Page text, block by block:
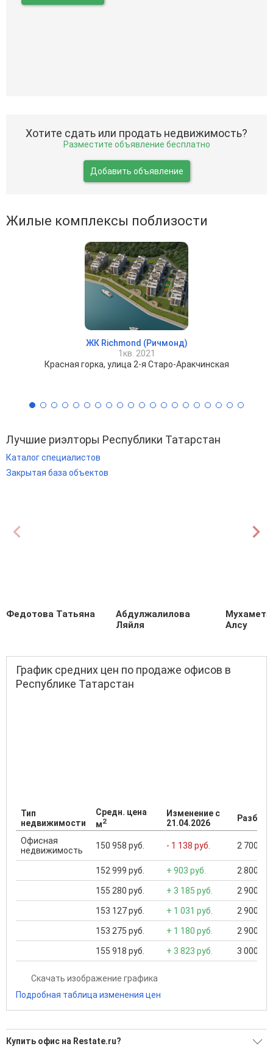
Хотите сдать или продать недвижимость?
Разместите объявление бесплатно
Добавить объявление
Жилые комплексы поблизости
ЖК Richmond (Ричмонд)
1кв. 2021
Красная горка, улица 2-я Старо-Аракчинская
Лучшие риэлторы Республики Татарстан
Каталог специалистов
Закрытая база объектов
Федотова Татьяна
Абдулжалилова
Ляйля
Алсу
График средних цен по продаже офисов в
Республике Татарстан
Тип
недвижимости
Средн. цена
м2
Изменение с
21.04.2026
Офисная
недвижимость
150 958 руб. - 1 138 руб. 2 700
152 999 руб. + 903 руб. 2 800
155 280 руб. + 3 185 руб. 2 900
153 127 руб. + 1 031 руб. 2 900
153 275 руб. + 1 180 руб. 2 900
155 918 руб. + 3 823 руб. 3 000
Скачать изображение графика
Подробная таблица изменения цен
Купить офис на Restate.ru?